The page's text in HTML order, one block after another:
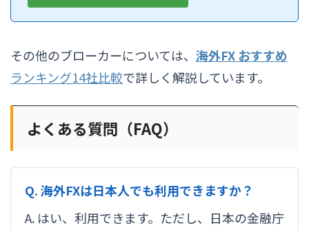
その他のブローカーについては、 海外FX おすすめ
ランキング14社比較で詳しく解説しています。
よくある質問（FAQ）
Q. 海外FXは日本人でも利用できますか？
A. はい、利用できます。ただし、日本の金融庁